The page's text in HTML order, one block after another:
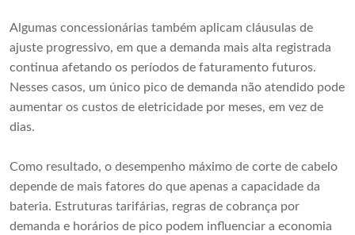
Algumas concessionárias também aplicam cláusulas de
ajuste progressivo, em que a demanda mais alta registrada
continua afetando os períodos de faturamento futuros.
Nesses casos, um único pico de demanda não atendido pode
aumentar os custos de eletricidade por meses, em vez de
dias.
Como resultado, o desempenho máximo de corte de cabelo
depende de mais fatores do que apenas a capacidade da
bateria. Estruturas tarifárias, regras de cobrança por
demanda e horários de pico podem influenciar a economia